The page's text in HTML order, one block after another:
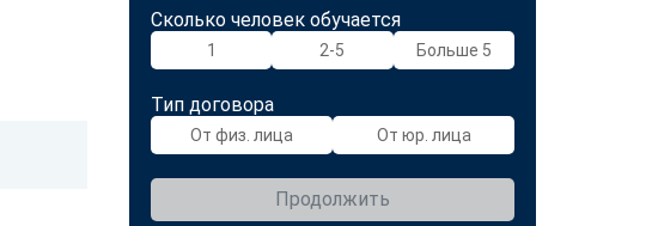
Сколько человек обучается
1 2-5 Больше 5
Тип договора
От физ. лица От юр. лица
Продолжить